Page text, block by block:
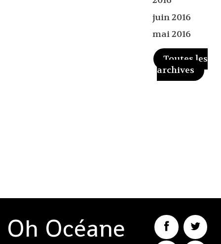
juin 2016
mai 2016
Toutes les
archives
Oh Océane